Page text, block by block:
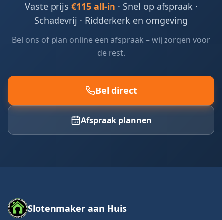
Vaste prijs €115 all-in · Snel op afspraak ·
Schadevrij · Ridderkerk en omgeving
Bel ons of plan online een afspraak – wij zorgen voor
de rest.
Bel direct
Afspraak plannen
Slotenmaker aan Huis